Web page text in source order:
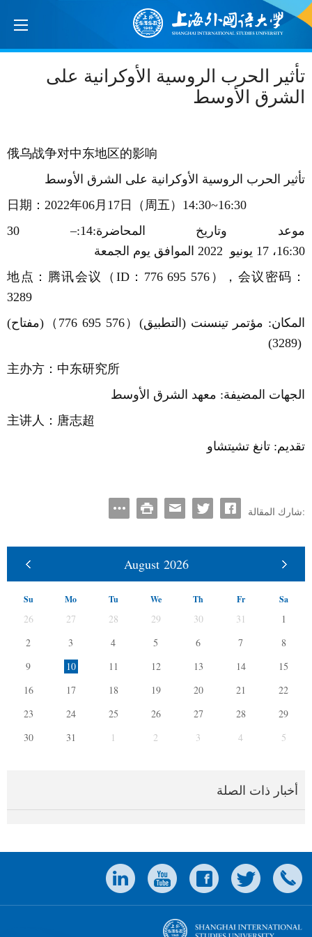
تأثير الحرب الروسية الأوكرانية على
الشرق الأوسط
俄乌战争对中东地区的影响
تأثير
الحرب الروسية الأوكرانية على الشرق الأوسط
日期：2022年06月17日（周五）14:30~16:30
موعد
وتاريخ المحاضرة:
14
:
30 –
16:30، 17 يونيو 2022 الموافق يوم الجمعة
地点：腾讯会议（ID：776 695 576），会议密码：
3289
المكان: مؤتمر تينسنت (التطبيق)（
776 695 576
） (مفتاح)
(
3289
)
主办方：中东研究所
الجهات المضيفة: معهد الشرق الأوسط
主讲人：唐志超
تقديم: تانغ تشيتشاو
شارك المقالة:
August 2026
Su Mo Tu We Th Fr Sa
26 27 28 29 30 31
1
2
3 4 5 6 7
8
9
10 11 12 13 14
15
16
17 18 19 20 21
22
23
24 25 26 27 28
29
30
31 1 2 3 4 5
أخبار ذات الصلة